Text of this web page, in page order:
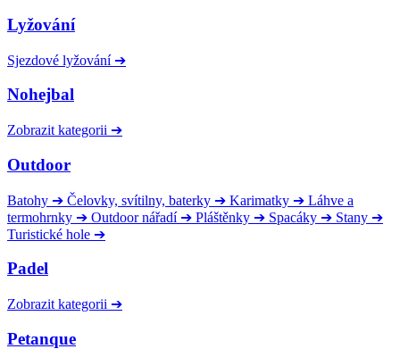
Lyžování
Sjezdové lyžování ➔
Nohejbal
Zobrazit kategorii ➔
Outdoor
Batohy ➔ Čelovky, svítilny, baterky ➔ Karimatky ➔ Láhve a
termohrnky ➔ Outdoor nářadí ➔ Pláštěnky ➔ Spacáky ➔ Stany ➔
Turistické hole ➔
Padel
Zobrazit kategorii ➔
Petanque